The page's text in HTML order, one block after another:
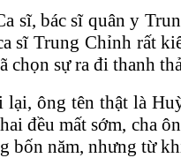
sĩ, bác sĩ quân y
sĩ Trung Chỉnh rất
chọn sự ra đi thanh
lại, ông tên thật là
đều mất sớm, cha
bốn năm, nhưng từ